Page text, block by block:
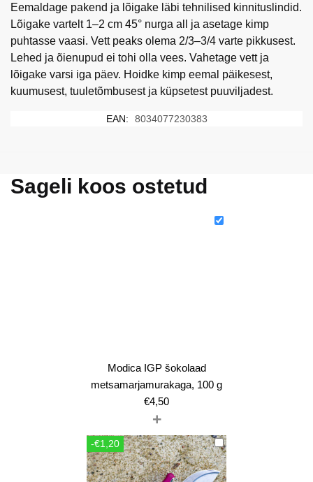
Eemaldage pakend ja lõigake läbi tehnilised kinnituslindid.
Lõigake vartelt 1–2 cm 45° nurga all ja asetage kimp
puhtasse vaasi. Vett peaks olema 2/3–3/4 varte pikkusest.
Lehed ja õienupud ei tohi olla vees. Vahetage vett ja
lõigake varsi iga päev. Hoidke kimp eemal päikesest,
kuumusest, tuuletõmbusest ja küpsetest puuviljadest.
EAN: 8034077230383
Sageli koos ostetud
Modica IGP šokolaad
metsamarjamurakaga, 100 g
€4,50
+
-€1,20